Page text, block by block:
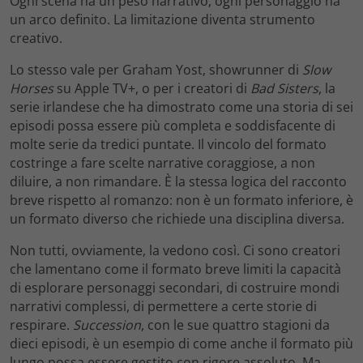
un arco definito. La limitazione diventa strumento
creativo.
Lo stesso vale per Graham Yost, showrunner di Slow
Horses su Apple TV+, o per i creatori di Bad Sisters, la
serie irlandese che ha dimostrato come una storia di sei
episodi possa essere più completa e soddisfacente di
molte serie da tredici puntate. Il vincolo del formato
costringe a fare scelte narrative coraggiose, a non
diluire, a non rimandare. È la stessa logica del racconto
breve rispetto al romanzo: non è un formato inferiore, è
un formato diverso che richiede una disciplina diversa.
Non tutti, ovviamente, la vedono così. Ci sono creatori
che lamentano come il formato breve limiti la capacità
di esplorare personaggi secondari, di costruire mondi
narrativi complessi, di permettere a certe storie di
respirare. Succession, con le sue quattro stagioni da
dieci episodi, è un esempio di come anche il formato più